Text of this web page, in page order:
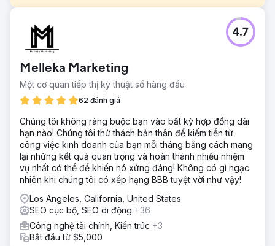
Thử thách
Cửa hàng Beverly Hills Bagel phải đối mặt với sự cạnh
tranh gay gắt từ các quán cà phê lân cận và các chuỗi
và lượng khách hàng trung thành, doanh nghiệp này vẫn
gặp khó khăn do khả năng hiển thị hạn chế trên Google
Maps, thông tin địa phương không nhất quán và khả năng
được tìm thấy thấp từ các tìm kiếm địa phương không gắn
nhãn thương hiệu.
Giải pháp
Công ty SEO Los Angeles đã thực hiện chiến dịch SEO địa
phương tập trung trong 90 ngày, bao gồm: Tối ưu hóa
toàn diện hồ sơ doanh nghiệp Google (danh mục, dịch vụ,
ảnh, bài đăng và Hỏi & Đáp) Nghiên cứu từ khóa địa
phương và tối ưu hóa trên trang cho ý định tìm kiếm dựa
trên vị trí Dọn dẹp và đảm bảo tính nhất quán của trích dẫn
trên các thư mục địa phương lớn Xem xét chiến lược thu
hút khách hàng để tăng khối lượng, độ cập nhật và mức
độ liên quan của từ khóa Xây dựng uy tín địa phương
Melleka Marketing
Một cơ quan tiếp thị kỹ thuật số hàng đầu
62 đánh giá
4.7
Chúng tôi không ràng buộc bạn vào bất kỳ hợp đồng dài
hạn nào! Chúng tôi thử thách bản thân để kiếm tiền từ
công việc kinh doanh của bạn mỗi tháng bằng cách mang
lại những kết quả quan trọng và hoàn thành nhiều nhiệm
vụ nhất có thể để khiến nó xứng đáng! Không có gì ngạc
nhiên khi chúng tôi có xếp hạng BBB tuyệt vời như vậy!
Los Angeles, California, United States
SEO cục bộ, SEO di động +36
Công nghệ tài chính, Kiến trúc +3
Bắt đầu từ $5,000